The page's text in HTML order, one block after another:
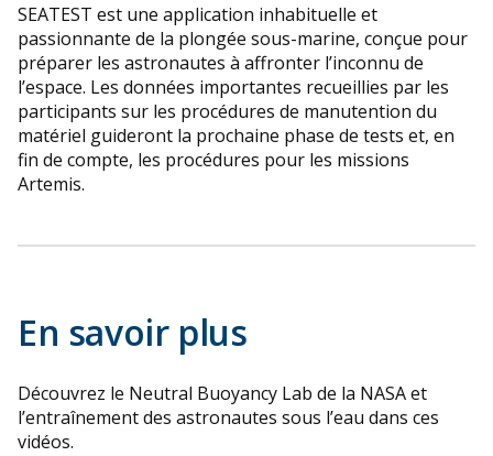
SEATEST est une application inhabituelle et
passionnante de la plongée sous-marine, conçue pour
préparer les astronautes à affronter l’inconnu de
l’espace. Les données importantes recueillies par les
participants sur les procédures de manutention du
matériel guideront la prochaine phase de tests et, en
fin de compte, les procédures pour les missions
Artemis.
En savoir plus
Découvrez le Neutral Buoyancy Lab de la NASA et
l’entraînement des astronautes sous l’eau dans ces
vidéos.